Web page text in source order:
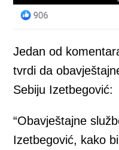
Jedan od
tvrdi da
Sebiju Izetbegović:
“Obavještajne
Izetbegović, kako